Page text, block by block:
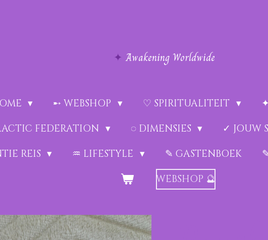
✦ Awakening Worldwide
➸ WEBSHOP ♡ SPIRITUALITEIT
FEDERATION
◌ DIMENSIES
✓ JOUW
REIS
♒︎ LIFESTYLE ✎ GASTENBOEK
WEBSHOP 🔮